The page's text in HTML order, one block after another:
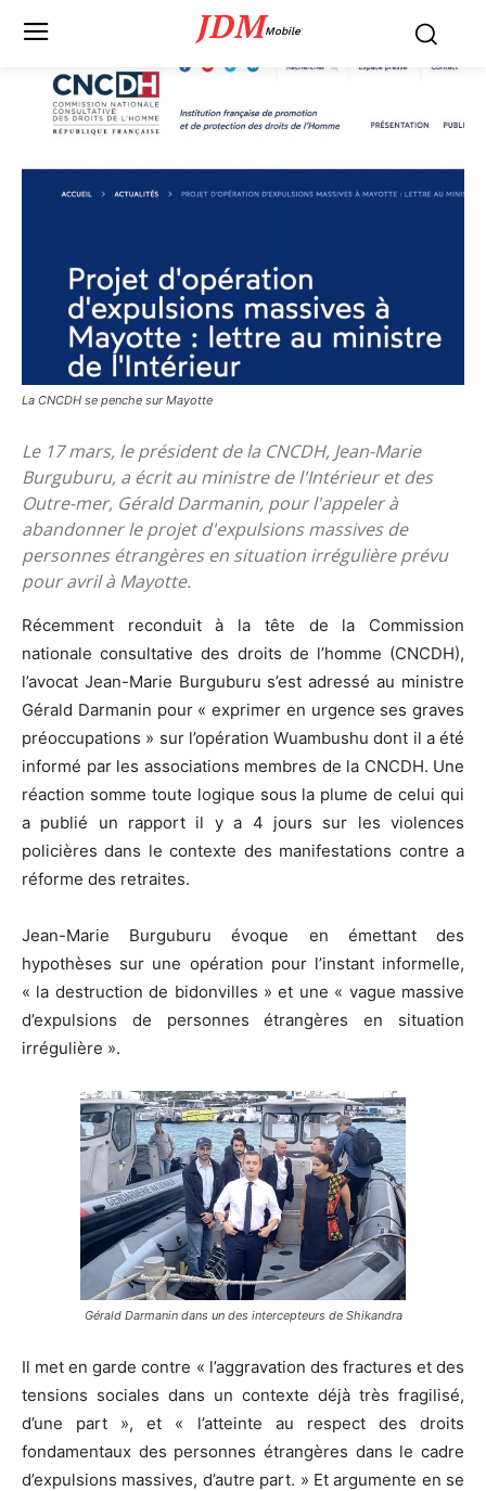
JDMMobile
La CNCDH se penche sur Mayotte
Le 17 mars, le président de la CNCDH, Jean-Marie
Burguburu, a écrit au ministre de l'Intérieur et des
Outre-mer, Gérald Darmanin, pour l'appeler à
abandonner le projet d'expulsions massives de
personnes étrangères en situation irrégulière prévu
pour avril à Mayotte.
Récemment reconduit à la tête de la Commission
nationale consultative des droits de l’homme (CNCDH),
l’avocat Jean-Marie Burguburu s’est adressé au ministre
Gérald Darmanin pour « exprimer en urgence ses graves
préoccupations » sur l’opération Wuambushu dont il a été
informé par les associations membres de la CNCDH. Une
réaction somme toute logique sous la plume de celui qui
a publié un rapport il y a 4 jours sur les violences
policières dans le contexte des manifestations contre a
réforme des retraites.
Jean-Marie Burguburu évoque en émettant des
hypothèses sur une opération pour l’instant informelle,
« la destruction de bidonvilles » et une « vague massive
d’expulsions de personnes étrangères en situation
irrégulière ».
Gérald Darmanin dans un des intercepteurs de Shikandra
Il met en garde contre « l’aggravation des fractures et des
tensions sociales dans un contexte déjà très fragilisé,
d’une part », et « l’atteinte au respect des droits
fondamentaux des personnes étrangères dans le cadre
d’expulsions massives, d’autre part. » Et argumente en se